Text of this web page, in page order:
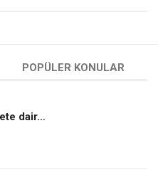
POPÜLER KONULAR
dair…